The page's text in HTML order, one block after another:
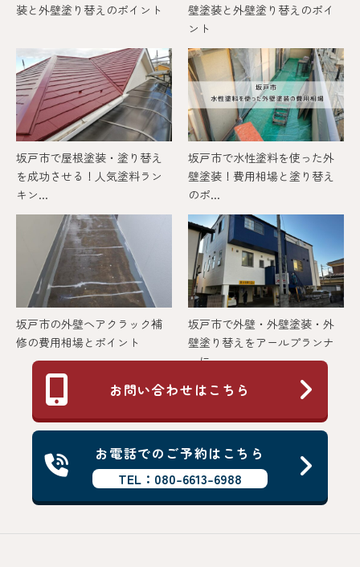
装と外壁塗り替えのポイント
壁塗装と外壁塗り替えのポイ
ント
坂戸市で屋根塗装・塗り替え
を成功させる！人気塗料ラン
キン...
坂戸市で水性塗料を使った外
壁塗装！費用相場と塗り替え
のポ...
坂戸市の外壁ヘアクラック補
修の費用相場とポイント
坂戸市で外壁・外壁塗装・外
壁塗り替えをアールプランナ
ーに...
お問い合わせはこちら
お電話でのご予約はこちら
TEL：080-6613-6988